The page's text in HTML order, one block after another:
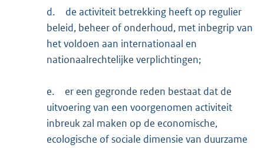
d.
de activiteit betrekking heeft op regulier
beleid, beheer of onderhoud, met inbegrip van
het voldoen aan internationaal en
nationaalrechtelijke verplichtingen;
e.
er een gegronde reden bestaat dat de
uitvoering van een voorgenomen activiteit
inbreuk zal maken op de economische,
ecologische of sociale dimensie van duurzame